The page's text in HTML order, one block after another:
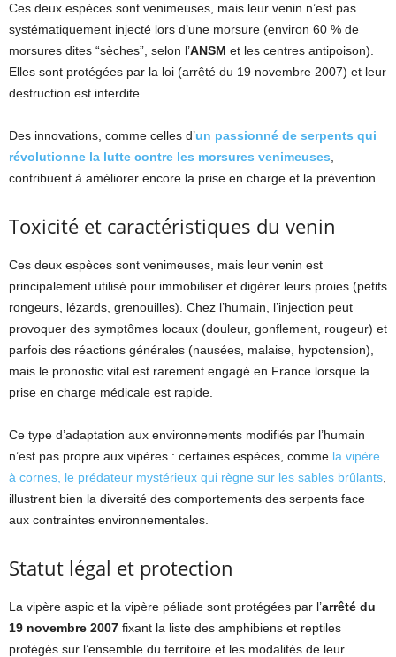
Ces deux espèces sont venimeuses, mais leur venin n’est pas
systématiquement injecté lors d’une morsure (environ 60 % de
morsures dites “sèches”, selon l’ANSM et les centres antipoison).
Elles sont protégées par la loi (arrêté du 19 novembre 2007) et leur
destruction est interdite.
Des innovations, comme celles d’un passionné de serpents qui
révolutionne la lutte contre les morsures venimeuses,
contribuent à améliorer encore la prise en charge et la prévention.
Toxicité et caractéristiques du venin
Ces deux espèces sont venimeuses, mais leur venin est
principalement utilisé pour immobiliser et digérer leurs proies (petits
rongeurs, lézards, grenouilles). Chez l’humain, l’injection peut
provoquer des symptômes locaux (douleur, gonflement, rougeur) et
parfois des réactions générales (nausées, malaise, hypotension),
mais le pronostic vital est rarement engagé en France lorsque la
prise en charge médicale est rapide.
Ce type d’adaptation aux environnements modifiés par l’humain
n’est pas propre aux vipères : certaines espèces, comme la vipère
à cornes, le prédateur mystérieux qui règne sur les sables brûlants,
illustrent bien la diversité des comportements des serpents face
aux contraintes environnementales.
Statut légal et protection
La vipère aspic et la vipère péliade sont protégées par l’arrêté du
19 novembre 2007 fixant la liste des amphibiens et reptiles
protégés sur l’ensemble du territoire et les modalités de leur